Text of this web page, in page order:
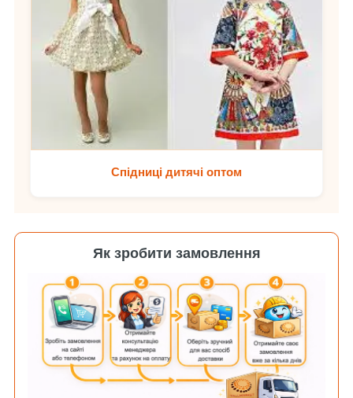
Спідниці дитячі оптом
Як зробити замовлення